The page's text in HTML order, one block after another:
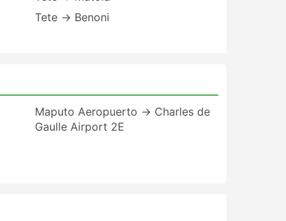
Tete → Benoni
Maputo Aeropuerto → Charles de
Gaulle Airport 2E